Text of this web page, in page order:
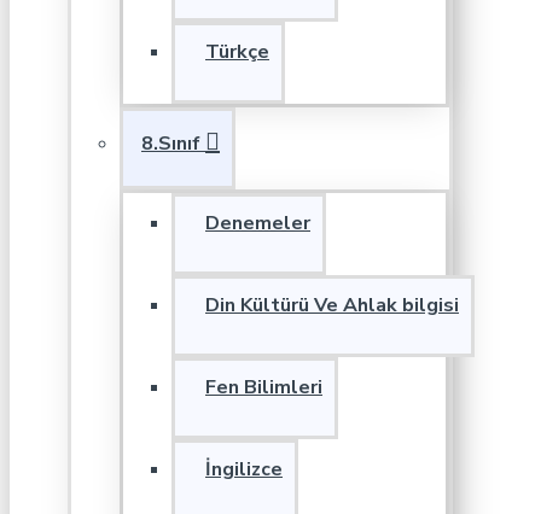
Türkçe
8.Sınıf
Denemeler
Din Kültürü Ve Ahlak bilgisi
Fen Bilimleri
İngilizce